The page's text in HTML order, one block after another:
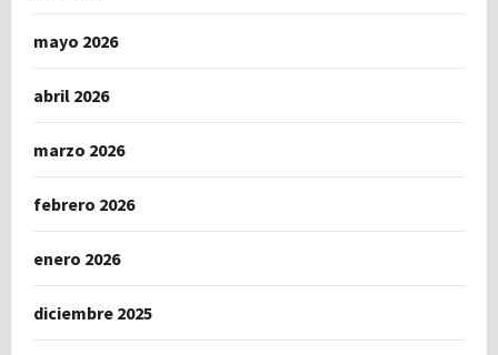
mayo 2026
abril 2026
marzo 2026
febrero 2026
enero 2026
diciembre 2025